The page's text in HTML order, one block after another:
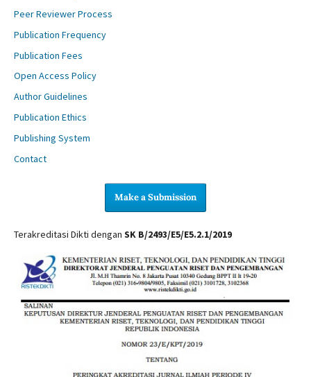
Peer Reviewer Process
Publication Frequency
Publication Fees
Open Access Policy
Author Guidelines
Publication Ethics
Publishing System
Contact
Make a Submission
Terakreditasi Dikti dengan SK B/2493/E5/E5.2.1/2019